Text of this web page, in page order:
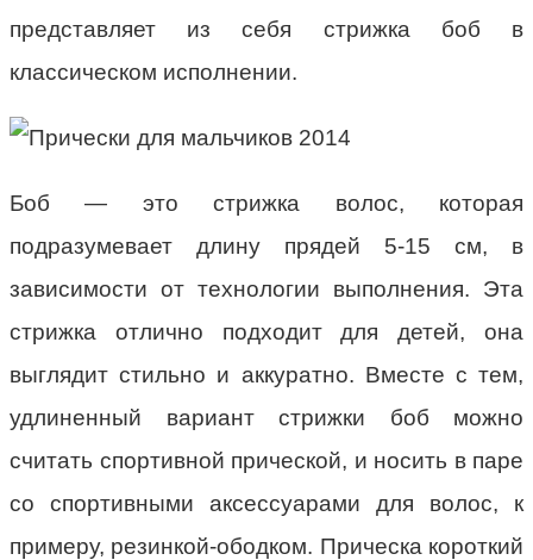
представляет из себя стрижка боб в
классическом исполнении.
Боб — это стрижка волос, которая
подразумевает длину прядей 5-15 см, в
зависимости от технологии выполнения. Эта
стрижка отлично подходит для детей, она
выглядит стильно и аккуратно. Вместе с тем,
удлиненный вариант стрижки боб можно
считать спортивной прической, и носить в паре
со спортивными аксессуарами для волос, к
примеру, резинкой-ободком. Прическа короткий